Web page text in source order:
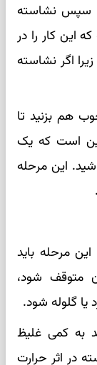
سپس نشاسته
این کار را در
اگر نشاسته
هم بزنید تا
است که یک
این مرحله
مرحله باید
متوقف شود،
گلوله شود.
به کمی غلیظ
در اثر حرارت